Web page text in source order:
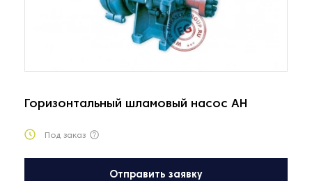
Горизонтальный шламовый насос AH
Под заказ
Отправить заявку